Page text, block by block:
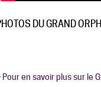
DU GRAND
Pour en savoir plus sur le